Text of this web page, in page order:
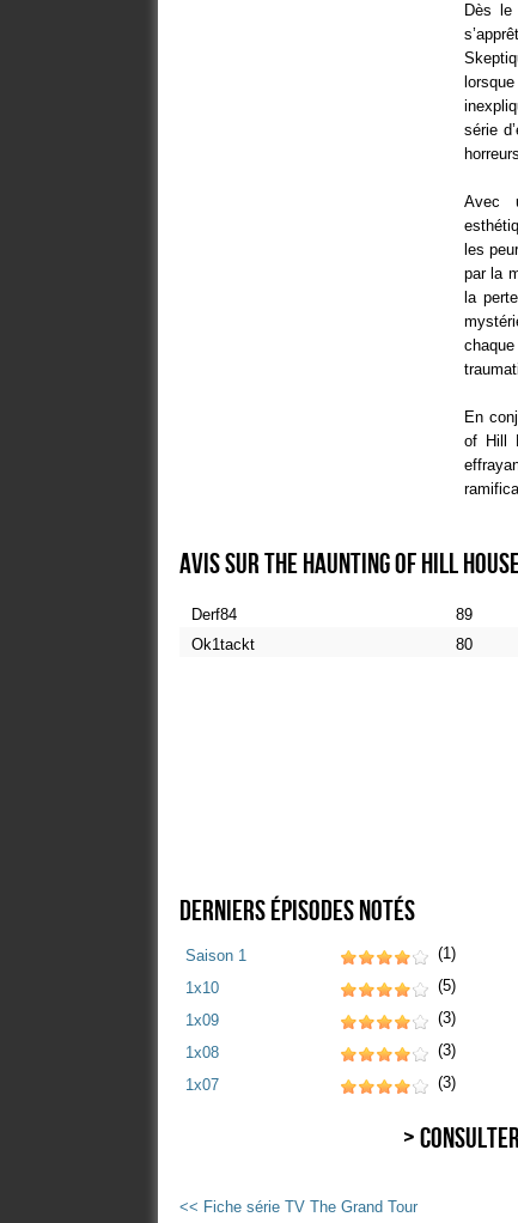
Dès le
série
Avec
les
par la
la
En
of Hill
Avis sur The Haunting Of Hill
Derf84
89
Ok1tackt
80
Derniers épisodes notés
Saison 1
(1)
1x10
(5)
1x09
(3)
1x08
(3)
1x07
(3)
>
<< Fiche série TV The Grand Tour